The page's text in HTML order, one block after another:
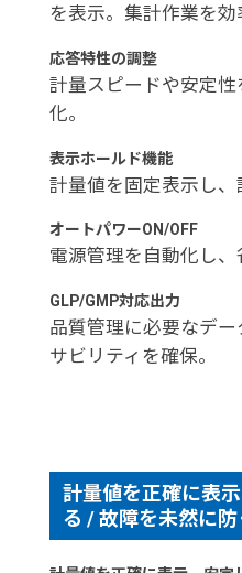
を表示。集計作業を効
応答特性の調整
計量スピードや安定
化。
表示ホールド機能
計量値を固定表示し、
オートパワーON/OFF
電源管理を自動化し、
GLP/GMP対応出力
品質管理に必要なデ
サビリティを確保。
計量値を正確に表
る / 故障を未然に